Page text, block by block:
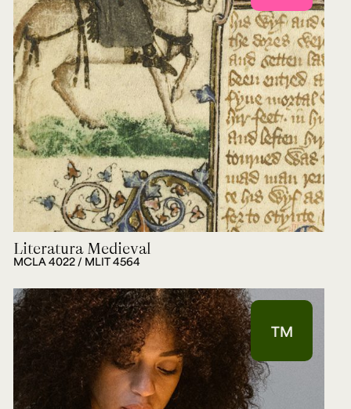
Literatura Medieval
MCLA 4022 / MLIT 4564
TM